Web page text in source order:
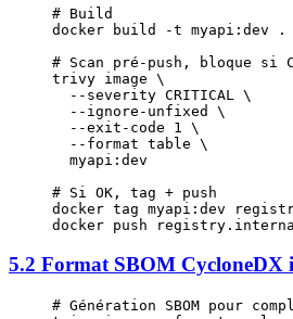
# Build
docker build -t myapi:dev .
# Scan pré-push, bloque si
trivy image \
  --severity
CRITICAL
\
  --ignore-unfixed
\
  --exit-code
1
\
  --format
table \
  myapi:dev
# Si OK, tag + push
docker tag myapi:dev
docker push
5.2 Format SBOM CycloneDX
# Génération SBOM pour